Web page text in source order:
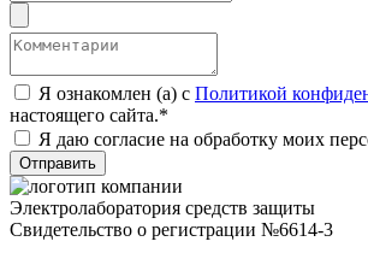
Я ознакомлен (а) с Политикой
настоящего сайта.*
Я даю согласие на обработку моих
Отправить
Электролаборатория средств защиты
Свидетельство о регистрации №6614-3